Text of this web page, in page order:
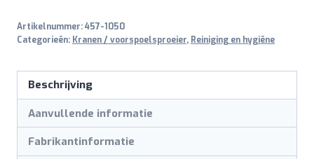
Artikelnummer:457-1050
Categorieën: Kranen / voorspoelsproeier, Reiniging en hygiëne
Beschrijving
Aanvullende informatie
Fabrikantinformatie